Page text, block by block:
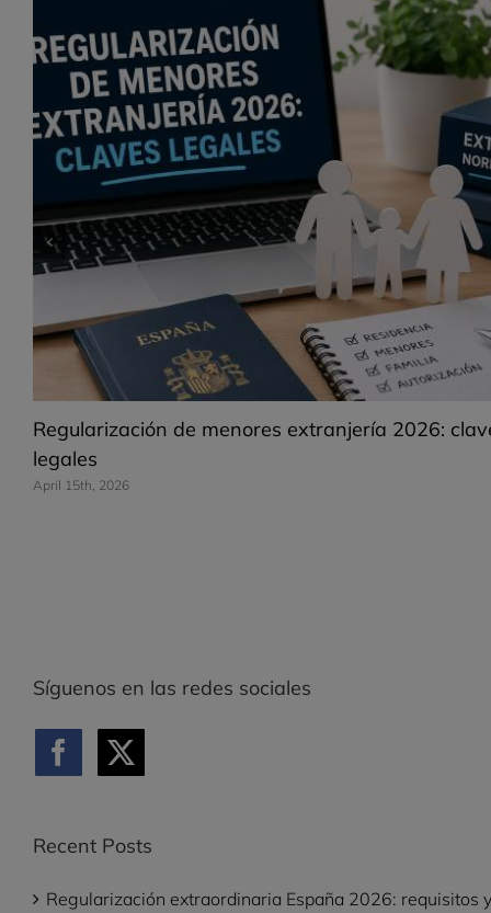
Regulación Extraordinaria Extranjeros 2026 –
Abril
February 9th, 2026
Síguenos en las redes sociales
Recent Posts
Regularización extraordinaria España 2026: requisitos